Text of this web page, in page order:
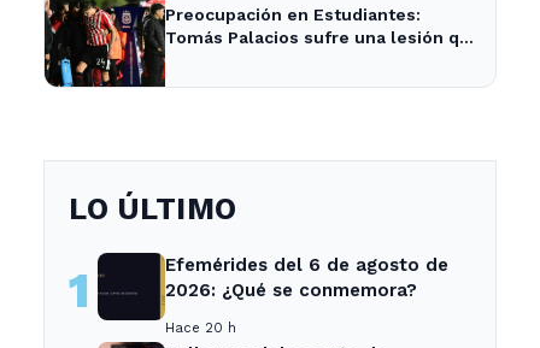
Preocupación en Estudiantes:
Tomás Palacios sufre una lesión que
LO ÚLTIMO
1
Efemérides del 6 de agosto de
2026: ¿Qué se conmemora?
Hace 20 h